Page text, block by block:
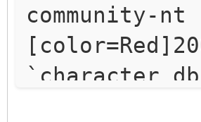
community-nt